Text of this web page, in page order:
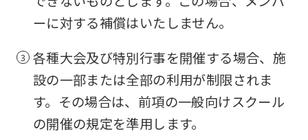
ーに対する補償はいたしません。
各種大会及び特別行事を開催する場合、施
設の一部または全部の利用が制限されま
す。その場合は、前項の一般向けスクール
の開催の規定を準用します。